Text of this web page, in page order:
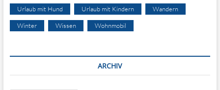
Urlaub mit Hund Urlaub mit Kindern Wandern
Winter Wissen Wohnmobil
ARCHIV